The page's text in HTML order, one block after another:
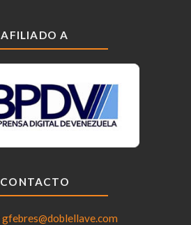
AFILIADO A
CONTACTO
gfebres@doblellave.com